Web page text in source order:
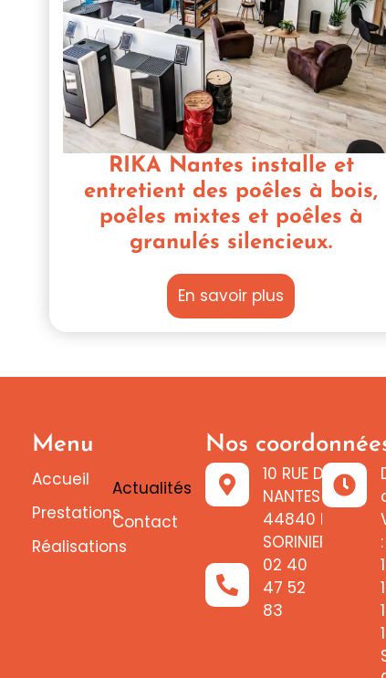
RIKA Nantes installe et
entretient des poêles à bois,
poêles mixtes et poêles à
granulés silencieux.
En savoir plus
Menu
Accueil
Prestations
Réalisations
Actualités
Contact
Nos
10 RUE DE
NANTES
44840 LES
SORINIERES
02 40
47 52
83
: